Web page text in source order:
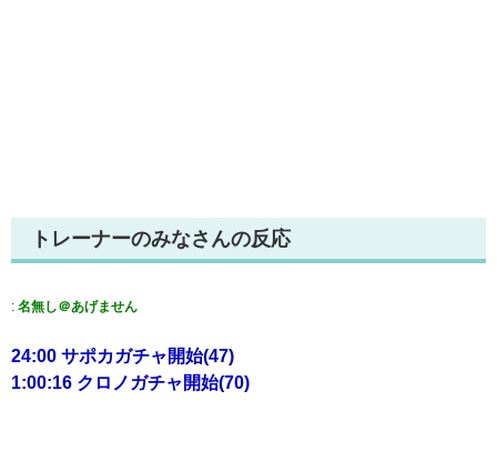
トレーナーのみなさんの反応
: 名無し＠あげません
24:00 サポカガチャ開始(47)
1:00:16 クロノガチャ開始(70)